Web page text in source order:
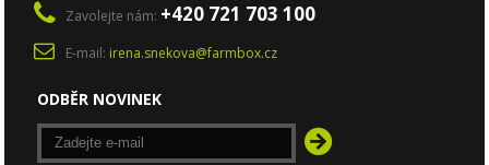
Zavolejte nám: +420 721 703 100
E-mail: irena.snekova@farmbox.cz
ODBĚR NOVINEK